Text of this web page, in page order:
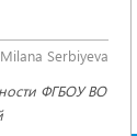
Milana Serbiyeva
ФГБОУ ВО